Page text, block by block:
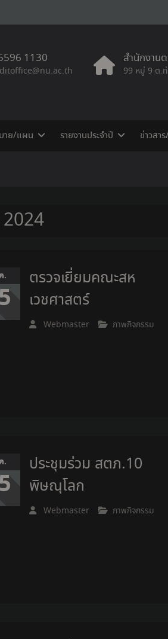
1130 สำนักงาน
99 หมู่ 9 ต.
าย/แผน รายงานประจำปี ข่าวสา
.
ตรวจเยี่ยมคณะสห
เวชศาสตร์
Webmaster ภาพกิจกรรม
.
ประชุมร่วม สตภ.10
พิษณุโลก
Webmaster ภาพกิจกรรม